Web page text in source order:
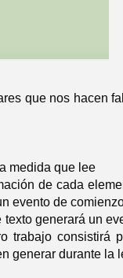
que nos hacen
medida que lee
de cada
evento de
texto generará un
trabajo consistirá
generar durante la